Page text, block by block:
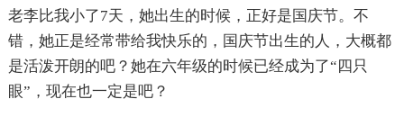
老李比我小了7天，她出生的时候，正好是国庆节。不
错，她正是经常带给我快乐的，国庆节出生的人，大概都
是活泼开朗的吧？她在六年级的时候已经成为了“四只
眼”，现在也一定是吧？